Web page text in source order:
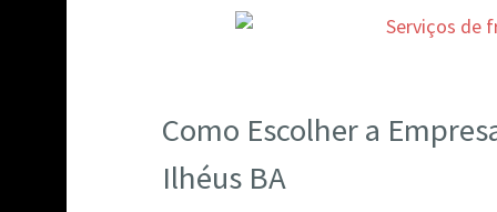
Como Escolher a
Ilhéus BA